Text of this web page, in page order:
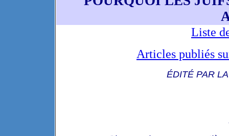
Liste
Articles publiés
ÉDITÉ PAR